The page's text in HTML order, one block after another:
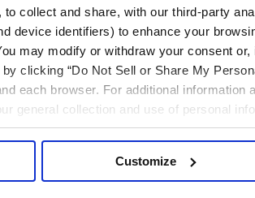
to collect and share, with our third-party
device identifiers) to enhance your
may modify or withdraw your consent
clicking “Do Not Sell or Share My
each browser. For additional information
general collection and use of personal
Customize